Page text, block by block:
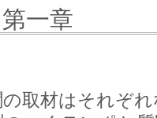
一章
取材はそれぞ